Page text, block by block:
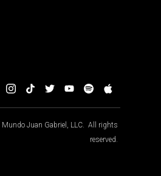
Juan Gabriel, LLC. All rights
reserved.